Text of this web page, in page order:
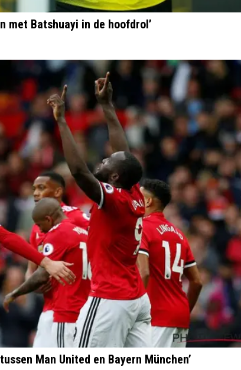
met Batshuayi in de hoofdrol’
Man United en Bayern München’